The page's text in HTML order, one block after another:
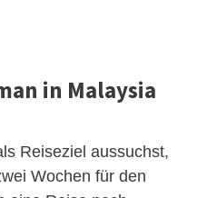
in Malaysia
Reiseziel aussuchst,
Wochen für den